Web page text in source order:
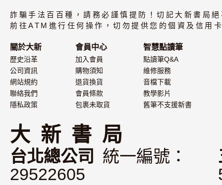
詐騙手法百百種，請務必謹慎提防！切記大新書局
前往ATM進行任何操作，切勿提供您的個資及信用
關於大新
歷史沿革
公司資訊
網站規約
聯絡我們
隱私政策
會員中心
加入會員
購物須知
退貨換貨
會員條款
包裹未取貨
智慧點讀筆
點讀筆Q&A
維修服務
音檔下載
教學影片
舊筆不支援新書
大 新 書 局
台北總公司
統一編號：
29522605